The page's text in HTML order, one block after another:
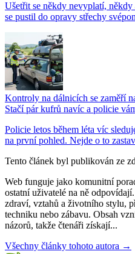
Ušetřit se někdy nevyplatí,
se pustil do opravy střechy
Kontroly na dálnicích se zaměří
Stačí pár kufrů navíc a policie
Policie letos během léta víc
na první pohled. Nejde o to
Tento článek byl publikován ze
Web funguje jako komunitní
ostatní uživatelé na ně
zdraví, vztahů a životního stylu,
techniku nebo zábavu. Obsah
názorů, takže čtenáři získají...
Všechny články tohoto autora →